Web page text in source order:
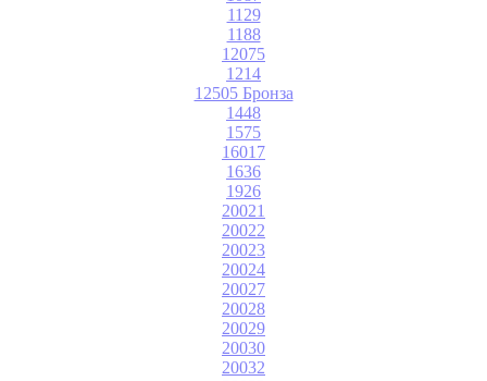
1129
1188
12075
1214
12505 Бронза
1448
1575
16017
1636
1926
20021
20022
20023
20024
20027
20028
20029
20030
20032